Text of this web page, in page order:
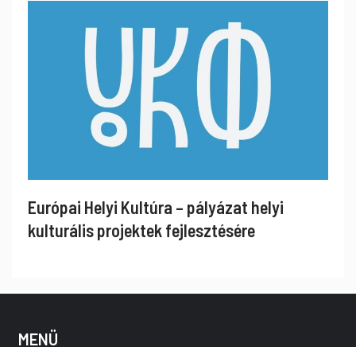
Európai Helyi Kultúra – pályázat helyi
kulturális projektek fejlesztésére
MENÜ